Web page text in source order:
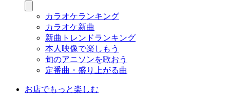
カラオケランキング
カラオケ新曲
新曲トレンドランキング
本人映像で楽しもう
旬のアニソンを歌おう
定番曲・盛り上がる曲
お店でもっと楽しむ